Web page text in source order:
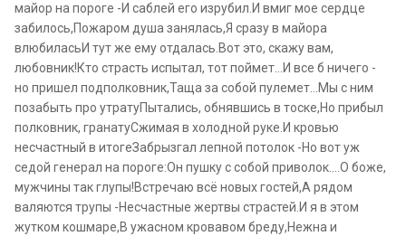
майор на пороге -И саблей его изрубил.И вмиг мое сердце
забилось,Пожаром душа занялась,Я сразу в майора
влюбиласьИ тут же ему отдалась.Вот это, скажу вам,
любовник!Кто страсть испытал, тот поймет…И все б ничего -
но пришел подполковник,Таща за собой пулемет...Мы с ним
позабыть про утратуПытались, обнявшись в тоске,Но прибыл
полковник, гранатуСжимая в холодной руке.И кровью
несчастный в итогеЗабрызгал лепной потолок -Но вот уж
седой генерал на пороге:Он пушку с собой приволок.…О боже,
мужчины так глупы!Встречаю всё новых гостей,А рядом
валяются трупы -Несчастные жертвы страстей.И я в этом
жутком кошмаре,В ужасном кровавом бреду,Нежна и